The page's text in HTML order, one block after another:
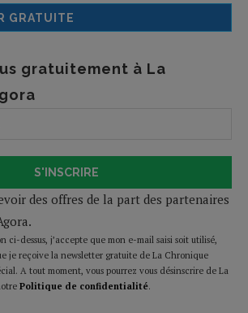
GRATUITE
gratuitement à La
S'INSCRIRE
des offres de la part des partenaires
ci-dessus, j’accepte que mon e-mail saisi soit utilisé,
je reçoive la newsletter gratuite de La Chronique
A tout moment, vous pourrez vous désinscrire de La
Politique de confidentialité.